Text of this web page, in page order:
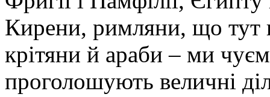
Кирени, римляни, що тут
крітяни й араби – ми
проголошують величні